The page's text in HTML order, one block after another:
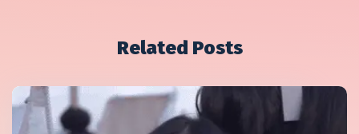
Related Posts